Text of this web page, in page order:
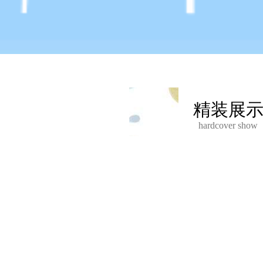
精装展示
hardcover show